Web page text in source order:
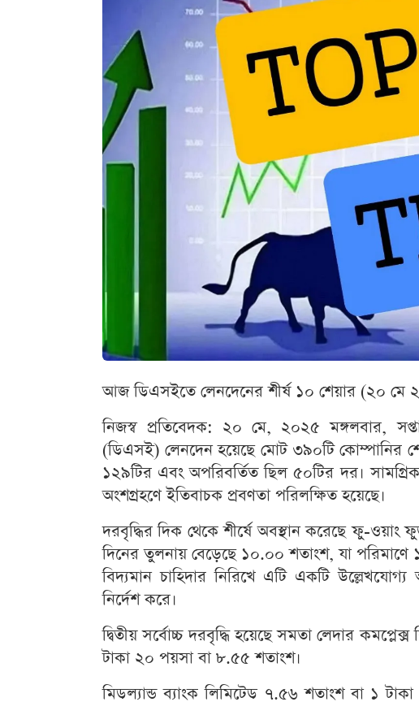
আজ ডিএসইতে লেনদেনের শীর্ষ ১০ শেয়ার (২০ মে
নিজস্ব প্রতিবেদক: ২০ মে, ২০২৫ মঙ্গলবার,
(ডিএসই) লেনদেন হয়েছে মোট ৩৯০টি কোম্পানির
১২৯টির এবং অপরিবর্তিত ছিল ৫০টির দর।
অংশগ্রহণে ইতিবাচক প্রবণতা পরিলক্ষিত হয়েছে।
দরবৃদ্ধির দিক থেকে শীর্ষে অবস্থান করেছে ফু-
দিনের তুলনায় বেড়েছে ১০.০০ শতাংশ, যা
বিদ্যমান চাহিদার নিরিখে এটি একটি উল্লেখযোগ্য
নির্দেশ করে।
দ্বিতীয় সর্বোচ্চ দরবৃদ্ধি হয়েছে সমতা লেদার
টাকা ২০ পয়সা বা ৮.৫৫ শতাংশ।
মিডল্যান্ড ব্যাংক লিমিটেড ৭.৫৬ শতাংশ বা ১